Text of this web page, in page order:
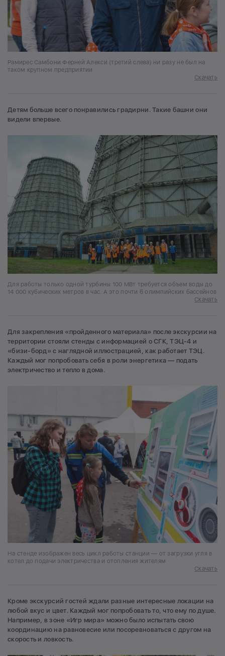
Рамирес Самбони Ферней Алекси (третий слева) ни разу не был на
таком крупном предприятии
Скачать
Детям больше всего понравились градирни. Такие башни они
видели впервые.
Для работы только одной турбины 100 МВт требуется объем воды до
14 000 кубических метров в час. А это почти 6 олимпийских бассейнов
Скачать
Для закрепления «пройденного материала» после экскурсии на
территории стояли стенды с информацией о СГК, ТЭЦ-4 и
«бизи-борд» с наглядной иллюстрацией, как работает ТЭЦ.
Каждый мог попробовать себя в роли энергетика — подать
электричество и тепло в дома.
На стенде изображен весь цикл работы станции — от загрузки угля в
котел до подачи электричества и отопления жителям
Скачать
Кроме экскурсий гостей ждали разные интересные локации на
любой вкус и цвет. Каждый мог попробовать то, что ему по душе.
Например, в зоне «Игр мира» можно было испытать свою
координацию на равновесие или посоревноваться с другом на
скорость и ловкость.